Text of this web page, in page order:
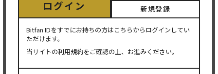
ログイン 新規登録
Bitfan IDをすでにお持ちの方はこちらからログインしてい
ただけます。
当サイトの利用規約をご確認の上、お進みください。